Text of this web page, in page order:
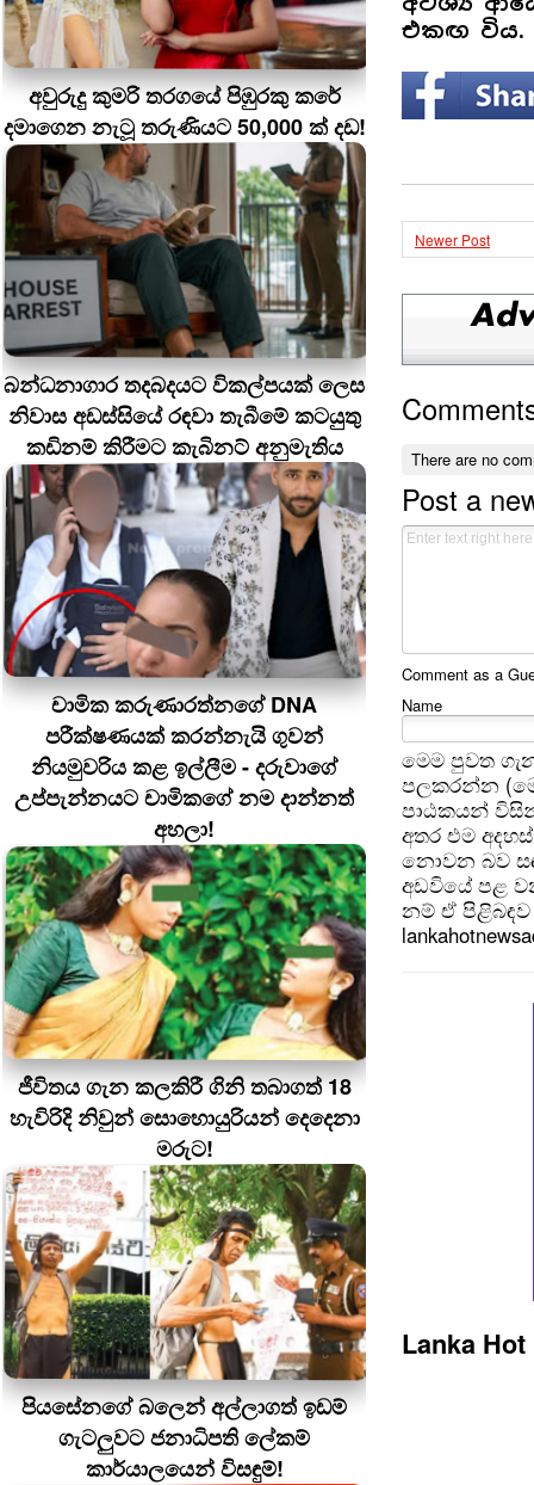
අවුරුදු කුමරි තරගයේ පිඹුරකු කරේ
දමාගෙන නැටූ තරුණියට 50,000 ක් දඩ!
බන්ධනාගාර තදබදයට විකල්පයක් ලෙස
නිවාස අඩස්සියේ රඳවා තැබීමේ කටයුතු
කඩිනම් කිරීමට කැබිනට් අනුමැතිය
චාමික කරුණාරත්නගේ DNA
පරීක්ෂණයක් කරන්නැයි ගුවන්
නියමුවරිය කළ ඉල්ලීම - දරුවාගේ
උප්පැන්නයට චාමිකගේ නම දාන්නත්
අහලා!
ජීවිතය ගැන කලකිරී ගිනි තබාගත් 18
හැවිරිදි නිවුන් සොහොයුරියන් දෙදෙනා
මරුට!
පියසේනගේ බලෙන් අල්ලාගත් ඉඩම්
ගැටලුවට ජනාධිපති ලේකම්
කාර්යාලයෙන් විසඳුම්!
එකඟ විය.
Newer Post
There are no
Post a
Comment as a
Name
මෙම පුවත
පලකරන්න
පාඨකයන්
අතර එම
නොවන බව
අඩවියේ පළ
නම් ඒ පිළිබඳව
Lanka